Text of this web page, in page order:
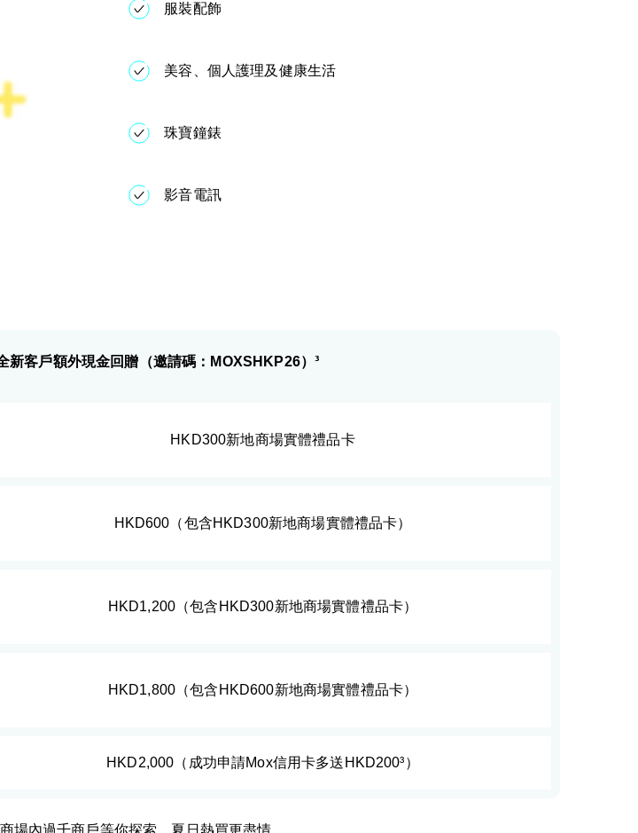
服裝配飾
美容、個人護理及健康生活
珠寶鐘錶
影音電訊
新客戶額外現金回贈（邀請碼：MOXSHKP26）³
HKD300新地商場實體禮品卡
HKD600（包含HKD300新地商場實體禮品卡）
HKD1,200（包含HKD300新地商場實體禮品卡）
HKD1,800（包含HKD600新地商場實體禮品卡）
HKD2,000（成功申請Mox信用卡多送HKD200³）
場內過千商戶等你探索，夏日熱買更盡情。